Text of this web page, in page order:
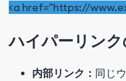
<a href="https://
ハイパーリン
内部リンク： 同じ